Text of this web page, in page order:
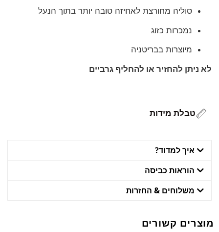
סוליה מחורצת לאחיזה טובה יותר בתוך הנעל
נמכרות כזוג
מיוצרות בבריטניה
לא ניתן להחזיר או להחליף גרביים
טבלת מידות
איך למדוד?
הוראות כביסה
משלוחים & החזרות
מוצרים קשורים